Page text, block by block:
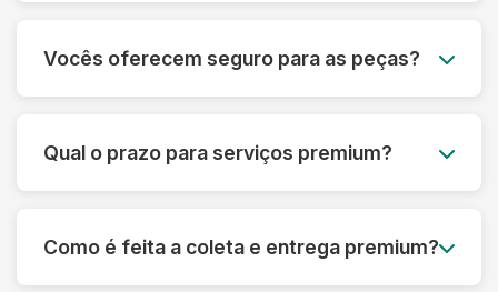
desde a avaliação inicial até a entrega,
oferecendo orientações personalizadas.
Vocês oferecem seguro para as peças?
danos ou perdas, com cobertura de até R$
50.000 por peça.
Qual o prazo para serviços premium?
oferecemos serviço express com prazo
reduzido mediante consulta.
Como é feita a coleta e entrega premium?